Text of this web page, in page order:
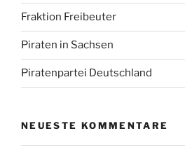
Fraktion Freibeuter
Piraten in Sachsen
Piratenpartei Deutschland
NEUESTE KOMMENTARE